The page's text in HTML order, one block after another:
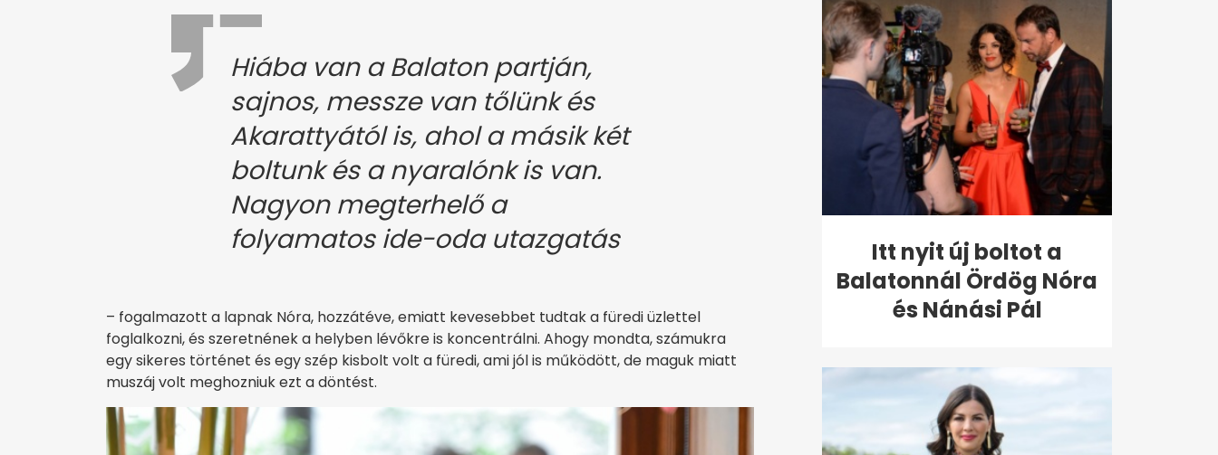
Hiába van a Balaton partján,
sajnos, messze van tőlünk és
Akarattyától is, ahol a másik két
boltunk és a nyaralónk is van.
Nagyon megterhelő a
folyamatos ide-oda utazgatás
– fogalmazott a lapnak Nóra, hozzátéve, emiatt kevesebbet tudtak a füredi üzlettel
foglalkozni, és szeretnének a helyben lévőkre is koncentrálni. Ahogy mondta, számukra
egy sikeres történet és egy szép kisbolt volt a füredi, ami jól is működött, de maguk miatt
muszáj volt meghozniuk ezt a döntést.
Itt nyit új boltot a
Balatonnál Ördög Nóra
és Nánási Pál